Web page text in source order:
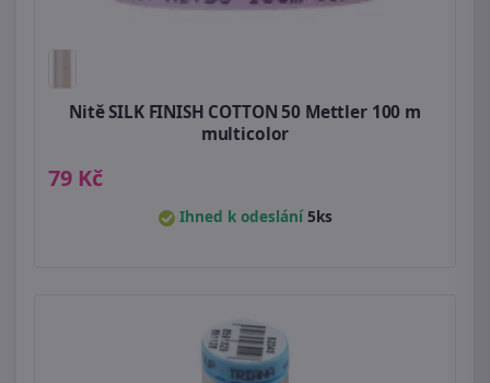
Nitě SILK FINISH COTTON 50 Mettler 100 m
multicolor
79 Kč
Ihned k odeslání5ks